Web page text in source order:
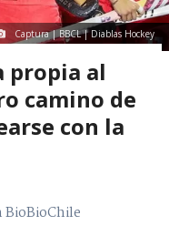
Captura | BBCL | Diablas Hockey
propia al
camino de
con la
BioBioChile